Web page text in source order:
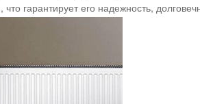
гарантирует его надежность,